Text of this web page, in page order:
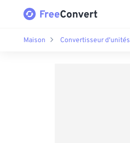
Maison Convertisseur d'unités